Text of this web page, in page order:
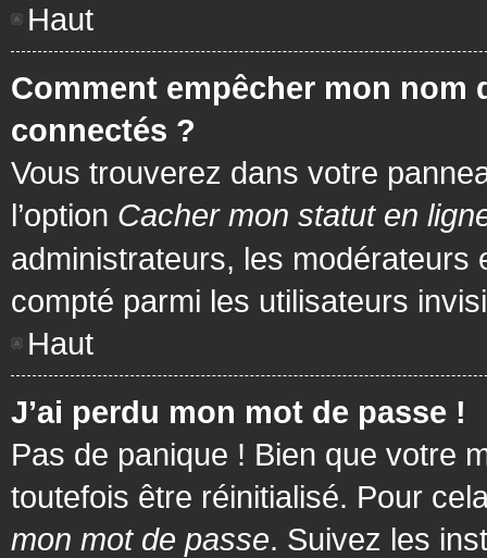
Haut
Comment empêcher mon nom
connectés ?
Vous trouverez dans votre
l’option Cacher mon statut en
administrateurs, les
compté parmi les utilisateurs
Haut
J’ai perdu mon mot de passe !
Pas de panique ! Bien que votre
toutefois être réinitialisé. Pour
mon mot de passe. Suivez les